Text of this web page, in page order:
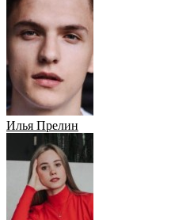
Илья Прелин